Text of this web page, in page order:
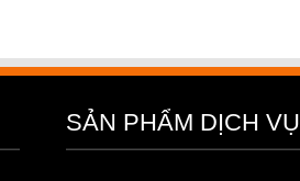
SẢN PHẨM DỊCH VỤ